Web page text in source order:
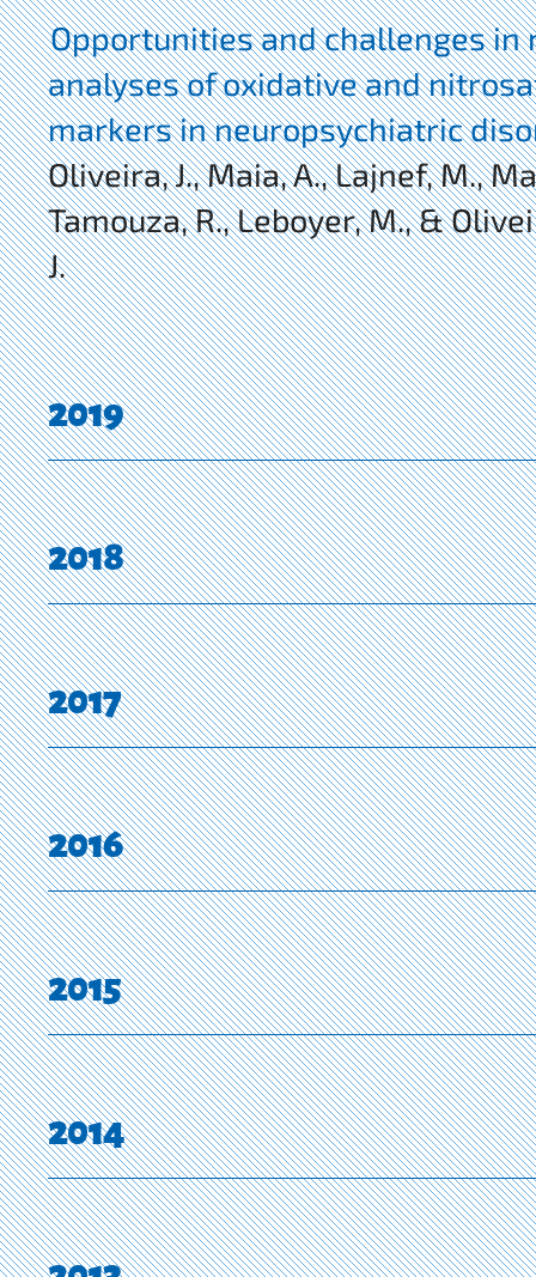
Opportunities and challenges in
analyses of oxidative and
markers in neuropsychiatric
Oliveira, J., Maia, A., Lajnef, M.,
Tamouza, R., Leboyer, M., &
J.
2019
2018
2017
2016
2015
2014